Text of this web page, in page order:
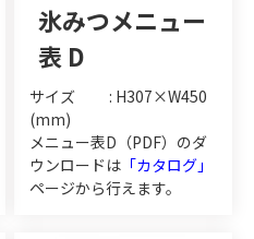
氷みつメニュー
表 D
サイズ : H307×W450
(mm)
メニュー表D（PDF）のダ
ウンロードは 「カタログ」
ページから行えます。